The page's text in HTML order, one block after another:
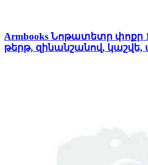
Armbooks Նոթատետր փոքր
թերթ, զինանշանով,